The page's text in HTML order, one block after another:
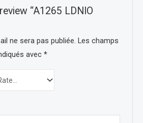
“A1265 LDNIO
ne sera pas publiée. Les champs
avec*